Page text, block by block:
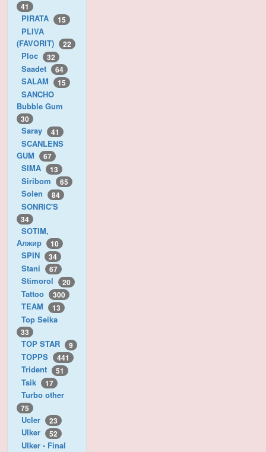
41
PIRATA 15
PLIVA
(FAVORIT)
22
Ploc 32
Saadet 64
SALAM 15
SANCHO
Bubble Gum
30
Saray 41
SCANLENS
GUM
67
SIMA 13
Siribom 65
Solen 84
SONRIC'S
34
SOTIM,
Алжир
10
SPIN 34
Stani 67
Stimorol 20
Tattoo 300
TEAM 13
Top Seika
33
TOP STAR 9
TOPPS 441
Trident 51
Tsik 17
Turbo other
75
Ucler 23
Ulker 52
Ulker - Final